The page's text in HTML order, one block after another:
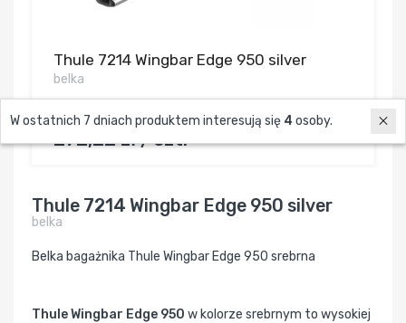
Thule 7214 Wingbar Edge 950 silver
belka
349,00 zł
272,22 zł / szt.
Thule 7214 Wingbar Edge 950 silver
belka
Belka bagażnika Thule Wingbar Edge 950 srebrna
Thule Wingbar Edge 950 w kolorze srebrnym to wysokiej
W ostatnich 7 dniach produktem interesują się 4 osoby.